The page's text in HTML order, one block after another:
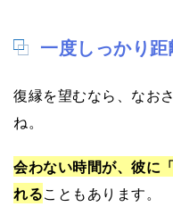
一度しっかり距
復縁を望むなら、なお
ね。
会わない時間が、彼に
れることもあります。